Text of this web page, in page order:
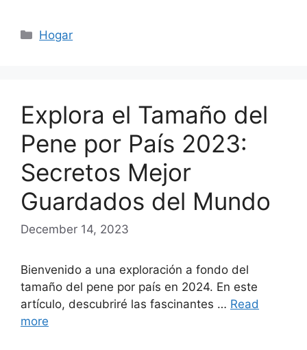
Categories
Hogar
Explora el Tamaño del
Pene por País 2023:
Secretos Mejor
Guardados del Mundo
December 14, 2023
Bienvenido a una exploración a fondo del
tamaño del pene por país en 2024. En este
artículo, descubriré las fascinantes … Read
more